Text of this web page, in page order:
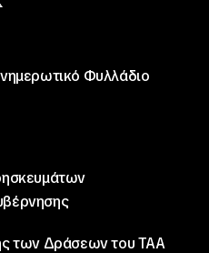
Φυλλάδιο
των Δράσεων του ΤΑΑ